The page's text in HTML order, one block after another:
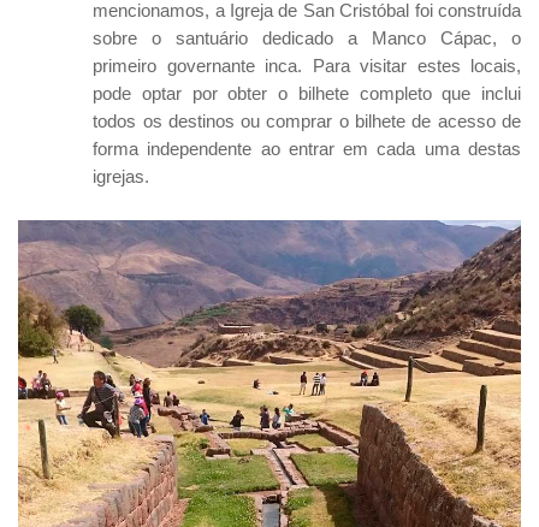
mencionamos, a Igreja de San Cristóbal foi construída
sobre o santuário dedicado a Manco Cápac, o
primeiro governante inca. Para visitar estes locais,
pode optar por obter o bilhete completo que inclui
todos os destinos ou comprar o bilhete de acesso de
forma independente ao entrar em cada uma destas
igrejas.